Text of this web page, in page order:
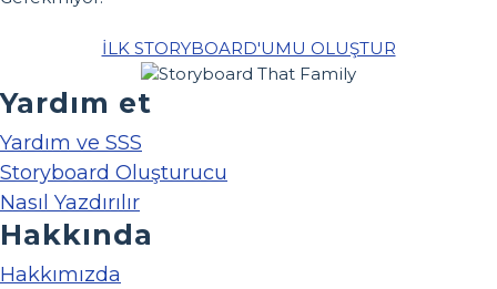
İLK STORYBOARD'UMU OLUŞTUR
Yardım et
Yardım ve SSS
Storyboard Oluşturucu
Nasıl Yazdırılır
Hakkında
Hakkımızda